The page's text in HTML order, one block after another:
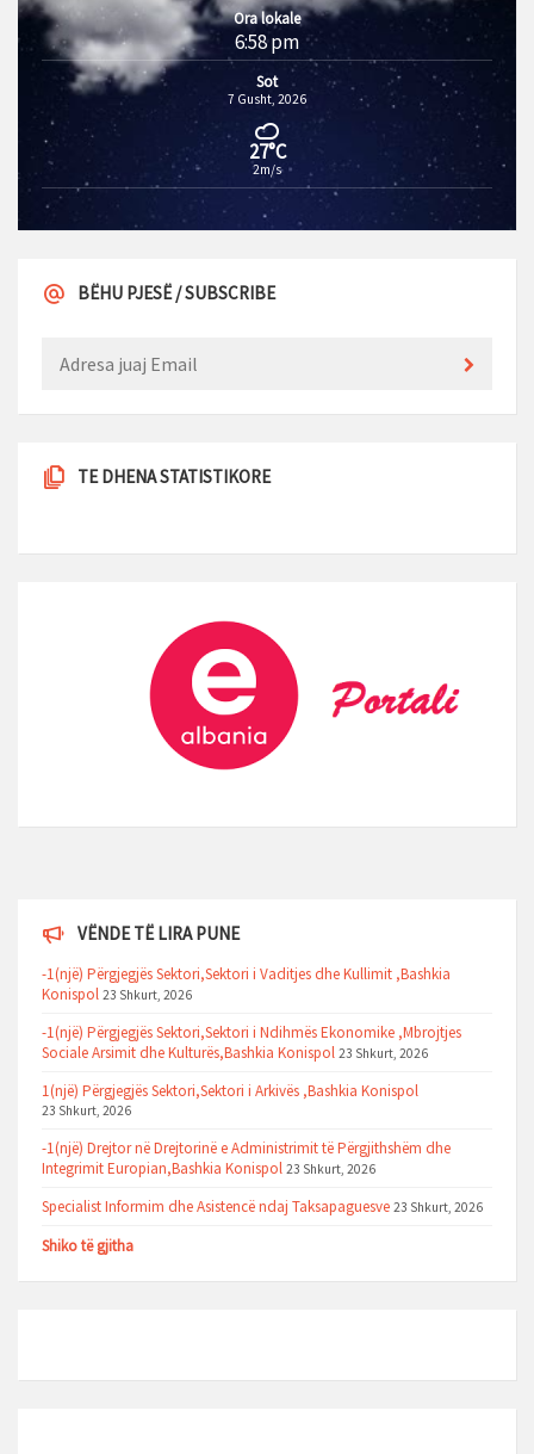
Ora lokale
6:58 pm
Sot
7 Gusht, 2026
27°C
2m/s
BËHU PJESË / SUBSCRIBE
TE DHENA STATISTIKORE
VËNDE TË LIRA PUNE
-1(një) Përgjegjës Sektori,Sektori i Vaditjes dhe Kullimit ,Bashkia
Konispol 23 Shkurt, 2026
-1(një) Përgjegjës Sektori,Sektori i Ndihmës Ekonomike ,Mbrojtjes
Sociale Arsimit dhe Kulturës,Bashkia Konispol 23 Shkurt, 2026
1(një) Përgjegjës Sektori,Sektori i Arkivës ,Bashkia Konispol
23 Shkurt, 2026
-1(një) Drejtor në Drejtorinë e Administrimit të Përgjithshëm dhe
Integrimit Europian,Bashkia Konispol 23 Shkurt, 2026
Specialist Informim dhe Asistencë ndaj Taksapaguesve 23 Shkurt, 2026
Shiko të gjitha